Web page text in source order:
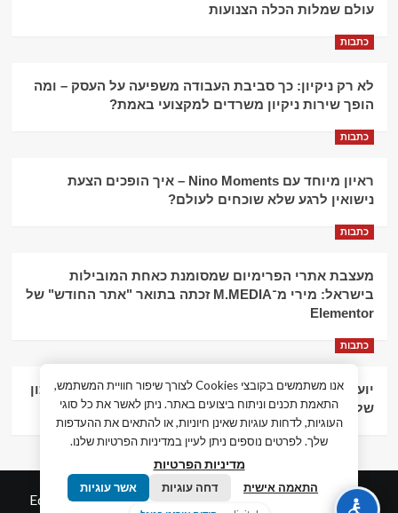
עולם שמלות הכלה הצנועות
כתבות
לא רק ניקיון: כך סביבת העבודה משפיעה על העסק – ומה
הופך שירות ניקיון משרדים למקצועי באמת?
כתבות
ראיון מיוחד עם Nino Moments – איך הופכים הצעת
נישואין לרגע שלא שוכחים לעולם?
כתבות
מעצבת אתרי הפרימיום שמסומנת כאחת המובילות
בישראל: מירי מ־M.MEDIA זכתה בתואר "אתר החודש" של
Elementor
כתבות
יועץ עסקי וליווי פיננסי – הדרך לצמיחה כלכלית וניהול נכון
של העסק
© כל הזכויות שמורות חדשות המאה ה-21 |
Edigital.co.ilby
אנו משתמשים בקובצי Cookies לצורך שיפור חוויית המשתמש,
התאמת תכנים וניתוח ביצועים באתר. ניתן לאשר את כל סוגי
העוגיות, לדחות עוגיות שאינן חיוניות, או להתאים את ההעדפות
שלך. לפרטים נוספים ניתן לעיין במדיניות הפרטיות שלנו.
מדיניות הפרטיות
התאמה אישית דחה עוגיות אשר עוגיות